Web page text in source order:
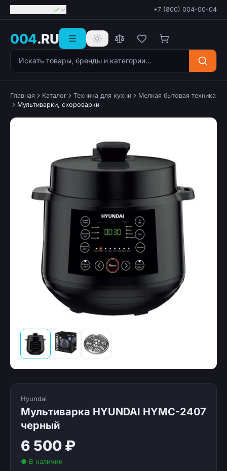
+7 (800) 004-00-04
004.RU
Поиск товаров
Главная Каталог Техника для кухни
Мелкая бытовая техника
Мультиварки, скороварки
Hyundai
Мультиварка HYUNDAI HYMC-2407
черный
6 500 ₽
● В наличии